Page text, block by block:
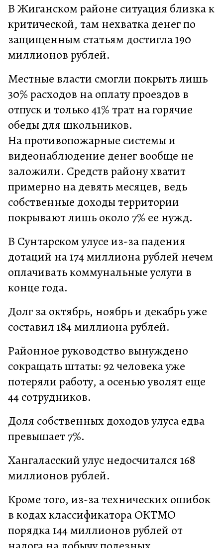
В Жиганском районе ситуация близка к
критической, там нехватка денег по
защищенным статьям достигла 190
миллионов рублей.
Местные власти смогли покрыть лишь
30% расходов на оплату проездов в
отпуск и только 41% трат на горячие
обеды для школьников.
На противопожарные системы и
видеонаблюдение денег вообще не
заложили. Средств району хватит
примерно на девять месяцев, ведь
собственные доходы территории
покрывают лишь около 7% ее нужд.
В Сунтарском улусе из-за падения
дотаций на 174 миллиона рублей нечем
оплачивать коммунальные услуги в
конце года.
Долг за октябрь, ноябрь и декабрь уже
составил 184 миллиона рублей.
Районное руководство вынуждено
сокращать штаты: 92 человека уже
потеряли работу, а осенью уволят еще
44 сотрудников.
Доля собственных доходов улуса едва
превышает 7%.
Хангаласский улус недосчитался 168
миллионов рублей.
Кроме того, из-за технических ошибок
в кодах классификатора ОКТМО
порядка 144 миллионов рублей от